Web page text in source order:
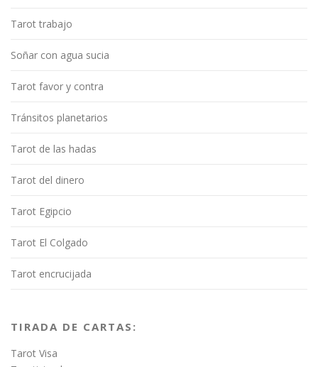
Tarot trabajo
Soñar con agua sucia
Tarot favor y contra
Tránsitos planetarios
Tarot de las hadas
Tarot del dinero
Tarot Egipcio
Tarot El Colgado
Tarot encrucijada
TIRADA DE CARTAS:
Tarot Visa